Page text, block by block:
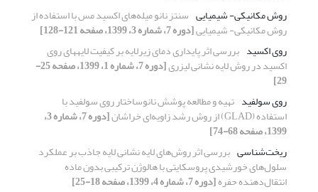
روش مکانیکی- شیمیایی سنتز نانو میله‌های اکسید مس با استفاده از
روش مکانیکی- شیمیایی[دوره 7، شماره 3، 1399، صفحه 121-128]
روی اکسید بررسی اثر پایداری دمای زیرلایه بر کیفیت لایههای روی
اکسید در روش لایه نشانی لیزری [دوره 7، شماره 1، 1399، صفحه 25-
29]
روی سولفید تهیه و مطالعه پوشش نانوساختار روی سولفید با
استفاده (GLAD) از روش رشد زاویه‌ای خراشان [دوره 7، شماره 3،
1399، صفحه 68-74]
ریخت‌شناسی بررسی اثر روش‌های لایه نشانی لایه جاذب بر عملکرد
سلول‌های خورشیدی پروسکایتی با هالوژن ترکیبی بدون ماده
انتقال‌دهنده حفره[دوره 7، شماره 4، 1399، صفحه 18-25]